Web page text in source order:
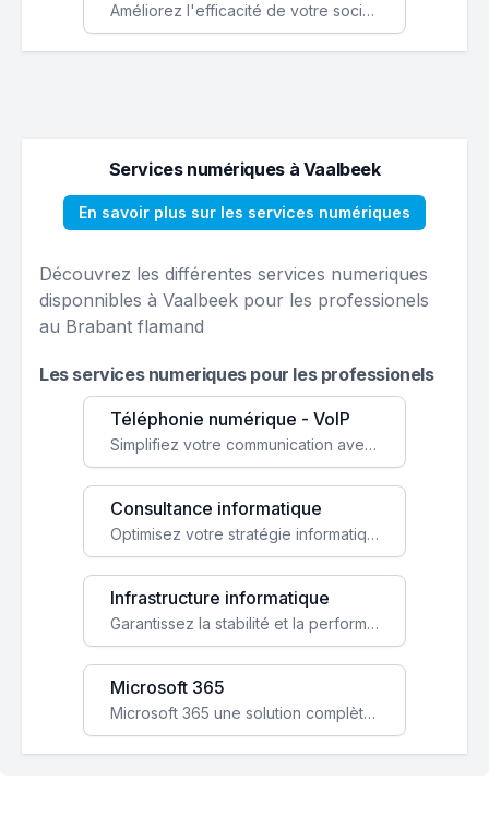
Améliorez l'efficacité de votre société avec une application web personnalisée accessible partout et tout le temps.
Services numériques à Vaalbeek
En savoir plus sur les services numériques
Découvrez les différentes services numeriques
disponnibles à Vaalbeek pour les professionels
au Brabant flamand
Les services numeriques pour les professionels
Téléphonie numérique - VoIP
Simplifiez votre communication avec une solution VoIP flexible, économique et adaptée à vos besoins professionnels.
Consultance informatique
Optimisez votre stratégie informatique avec l'expertise de nos consultants pour améliorer votre efficacité et sécurité.
Infrastructure informatique
Garantissez la stabilité et la performance de votre entreprise avec une infrastructure IT sécurisée et évolutive.
Microsoft 365
Microsoft 365 une solution complète qui booste votre productivité, renforce la sécurité de vos données et facilite la collaboration.